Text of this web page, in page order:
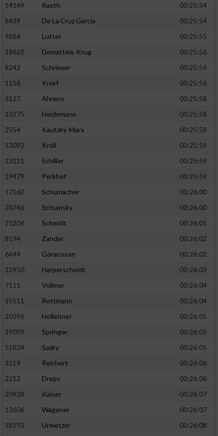
14149
Raeth
00:25:54
8439
De La Cruz Garcia
00:25:54
9884
Lutter
00:25:55
18622
Dematteis-Krug
00:25:56
8242
Schriever
00:25:56
1156
Knief
00:25:56
3127
Ahrens
00:25:58
10775
Heidemann
00:25:58
2554
Kautzky-Marx
00:25:58
13092
Kroll
00:25:59
13121
Schiller
00:25:59
19479
Perkhof
00:25:59
17160
Schumacher
00:26:00
20746
Schumsky
00:26:00
21206
Schmidt
00:26:01
8194
Zander
00:26:02
6444
Göransson
00:26:02
12950
Harperscheidt
00:26:03
7111
Vollmer
00:26:04
15511
Rottmann
00:26:04
20396
Holleitner
00:26:05
19059
Springer
00:26:05
51834
Sadry
00:26:05
3219
Reichert
00:26:06
2212
Dreps
00:26:06
20938
Kaiser
00:26:07
13606
Wagener
00:26:07
18193
Urmetzer
00:26:08
personalisierter Inhalte
Analyse von Zielgruppen durch Statistiken
verschiedenen Quellen
Verwendung reduzierter Daten zur Auswahl
IAB-Besonderheiten:
Verwendung genauer Standortdaten
Informationen identifizieren